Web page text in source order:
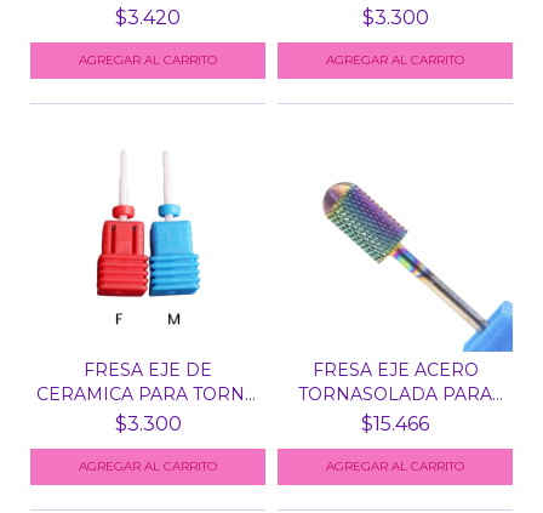
RUSA U...
$3.420
N° 5 -...
$3.300
AGREGAR AL CARRITO
FRESA EJE DE
CERAMICA PARA TORNO
N° 9 -...
$3.300
AGREGAR AL CARRITO
FRESA EJE ACERO
TORNASOLADA PARA
TORNO M...
$15.466